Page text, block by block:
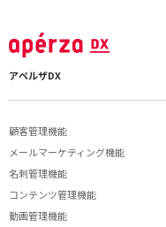
アペルザDX
顧客管理機能
メールマーケティング機能
名刺管理機能
コンテンツ管理機能
動画管理機能